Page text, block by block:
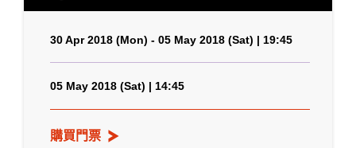
30 Apr 2018 (Mon) - 05 May 2018 (Sat) | 19:45
05 May 2018 (Sat) | 14:45
購買門票